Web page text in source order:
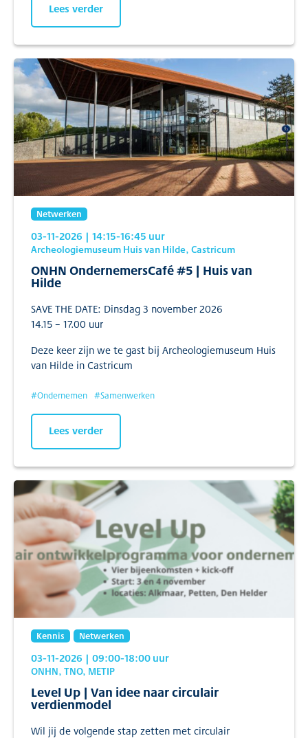
Lees verder
Netwerken
03-11-2026 | 14:15-16:45 uur
Archeologiemuseum Huis van Hilde, Castricum
ONHN OndernemersCafé #5 | Huis van
Hilde
SAVE THE DATE: Dinsdag 3 november 2026
14.15 – 17.00 uur
Deze keer zijn we te gast bij Archeologiemuseum Huis
van Hilde in Castricum
#Ondernemen #Samenwerken
Lees verder
Kennis Netwerken
03-11-2026 | 09:00-18:00uur
ONHN, TNO, METIP
Level Up | Van idee naar circulair
verdienmodel
Wil jij de volgende stap zetten met circulair